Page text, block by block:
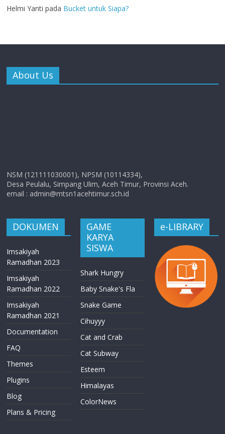
Helmi Yanti pada Bucket untuk Siapa?
About Us
NSM (121111030001), NPSM (10114334),
Desa Peulalu, Simpang Ulim, Aceh Timur, Provinsi Aceh.
email : admin@mtsn1acehtimur.sch.id
DOKUMEN
Imsakiyah
Ramadhan 2023
Imsakiyah
Ramadhan 2022
Imsakiyah
Ramadhan 2021
Documentation
FAQ
Themes
Plugins
Blog
Plans & Pricing
GAME
KARYA
SISWA
Shark Hungry
Baby Snake's Fla
Snake Game
Cihuyyy
Cat and Crab
Cat Subway
Esteem
Himalayas
ColorNews
e-LIBRARY